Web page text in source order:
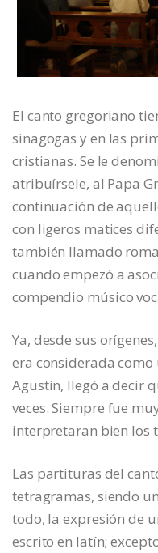
El canto gregoriano
sinagogas y en las
cristianas. Se le
atribuírsele, al Papa
continuación de
con ligeros matices
también llamado
cuando empezó a
compendio músico
Ya, desde sus
era considerada como
Agustín, llegó a decir
veces. Siempre fue
interpretaran bien los
Las partituras del
tetragramas, siendo
todo, la expresión de
escrito en latín;